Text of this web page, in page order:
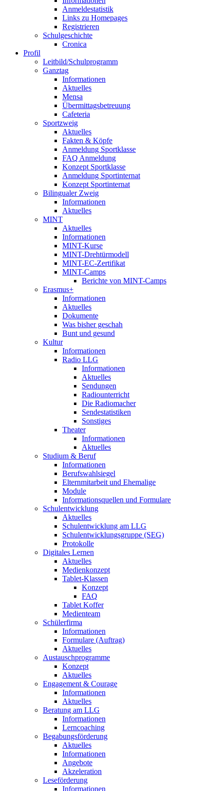
Anmeldestatistik
Links zu Homepages
Registrieren
Schulgeschichte
Cronica
Profil
Leitbild/Schulprogramm
Ganztag
Informationen
Aktuelles
Mensa
Übermittagsbetreuung
Cafeteria
Sportzweig
Aktuelles
Fakten & Köpfe
Anmeldung Sportklasse
FAQ Anmeldung
Konzept Sportklasse
Anmeldung Sportinternat
Konzept Sportinternat
Bilingualer Zweig
Informationen
Aktuelles
MINT
Aktuelles
Informationen
MINT-Kurse
MINT-Drehtürmodell
MINT-EC-Zertifikat
MINT-Camps
Berichte von MINT-Camps
Erasmus+
Informationen
Aktuelles
Dokumente
Was bisher geschah
Bunt und gesund
Kultur
Informationen
Radio LLG
Informationen
Aktuelles
Sendungen
Radiounterricht
Die Radiomacher
Sendestatistiken
Sonstiges
Theater
Informationen
Aktuelles
Studium & Beruf
Informationen
Berufswahlsiegel
Elternmitarbeit und Ehemalige
Module
Informationsquellen und Formulare
Schulentwicklung
Aktuelles
Schulentwicklung am LLG
Schulentwicklungsgruppe (SEG)
Protokolle
Digitales Lernen
Aktuelles
Medienkonzept
Tablet-Klassen
Konzept
FAQ
Tablet Koffer
Medienteam
Schülerfirma
Informationen
Formulare (Auftrag)
Aktuelles
Austauschprogramme
Konzept
Aktuelles
Engagement & Courage
Informationen
Aktuelles
Beratung am LLG
Informationen
Lerncoaching
Begabungsförderung
Aktuelles
Informationen
Angebote
Akzeleration
Leseförderung
Informationen